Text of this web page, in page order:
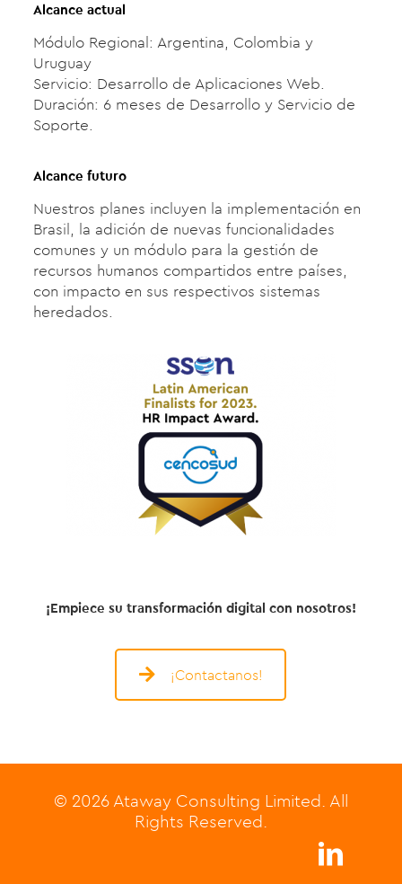
Alcance actual
Módulo Regional: Argentina, Colombia y
Uruguay
Servicio: Desarrollo de Aplicaciones Web.
Duración: 6 meses de Desarrollo y Servicio de
Soporte.
Alcance futuro
Nuestros planes incluyen la implementación en
Brasil, la adición de nuevas funcionalidades
comunes y un módulo para la gestión de
recursos humanos compartidos entre países,
con impacto en sus respectivos sistemas
heredados.
¡Empiece su transformación digital con nosotros!
¡Contactanos!
© 2026 Ataway Consulting Limited. All
Rights Reserved.